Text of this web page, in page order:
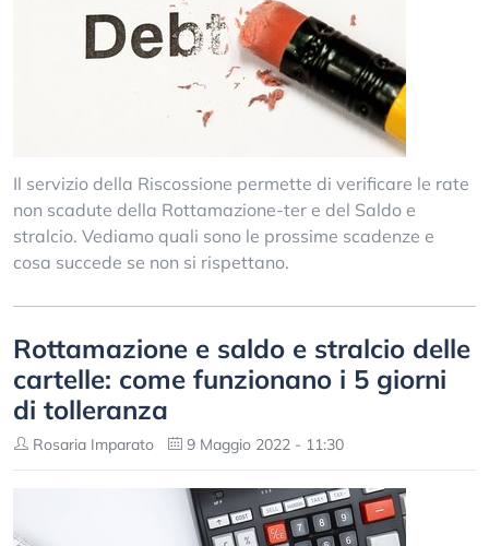
Il servizio della Riscossione permette di verificare le rate
non scadute della Rottamazione-ter e del Saldo e
stralcio. Vediamo quali sono le prossime scadenze e
cosa succede se non si rispettano.
Rottamazione e saldo e stralcio delle
cartelle: come funzionano i 5 giorni
di tolleranza
Rosaria Imparato 9 Maggio 2022 - 11:30